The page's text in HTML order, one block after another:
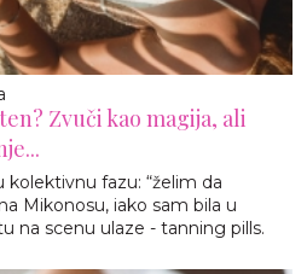
Zvuči kao magija, ali
fazu: “želim da
Mikonosu, iako sam bila u
na scenu ulaze - tanning pills.